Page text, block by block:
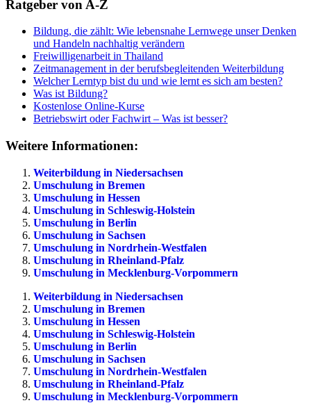
Ratgeber von A-Z
Bildung, die zählt: Wie lebensnahe Lernwege unser Denken
und Handeln nachhaltig verändern
Freiwilligenarbeit in Thailand
Zeitmanagement in der berufsbegleitenden Weiterbildung
Welcher Lerntyp bist du und wie lernt es sich am besten?
Was ist Bildung?
Kostenlose Online-Kurse
Betriebswirt oder Fachwirt – Was ist besser?
Weitere Informationen:
Weiterbildung in Niedersachsen
Umschulung in Bremen
Umschulung in Hessen
Umschulung in Schleswig-Holstein
Umschulung in Berlin
Umschulung in Sachsen
Umschulung in Nordrhein-Westfalen
Umschulung in Rheinland-Pfalz
Umschulung in Mecklenburg-Vorpommern
Weiterbildung in Niedersachsen
Umschulung in Bremen
Umschulung in Hessen
Umschulung in Schleswig-Holstein
Umschulung in Berlin
Umschulung in Sachsen
Umschulung in Nordrhein-Westfalen
Umschulung in Rheinland-Pfalz
Umschulung in Mecklenburg-Vorpommern